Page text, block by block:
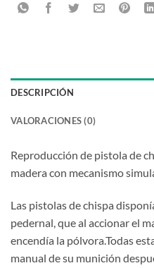
DESCRIPCIÓN
VALORACIONES (0)
Reproducción de pistola de
madera con mecanismo
Las pistolas de chispa
pedernal, que al accionar el
encendía la pólvora.Todas
manual de su munición